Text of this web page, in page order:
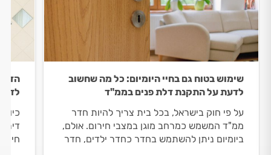
שימוש בטוח גם בחיי היומיום: כל מה שחשוב
לדעת על התקנת דלת פנים בממ"ד
על פי חוק בישראל, בכל בית צריך להיות חדר
ממ"ד המשמש כמרחב מוגן במצבי חירום. אולם,
ביומיום ניתן להשתמש בחדר כחדר ילדים, חדר